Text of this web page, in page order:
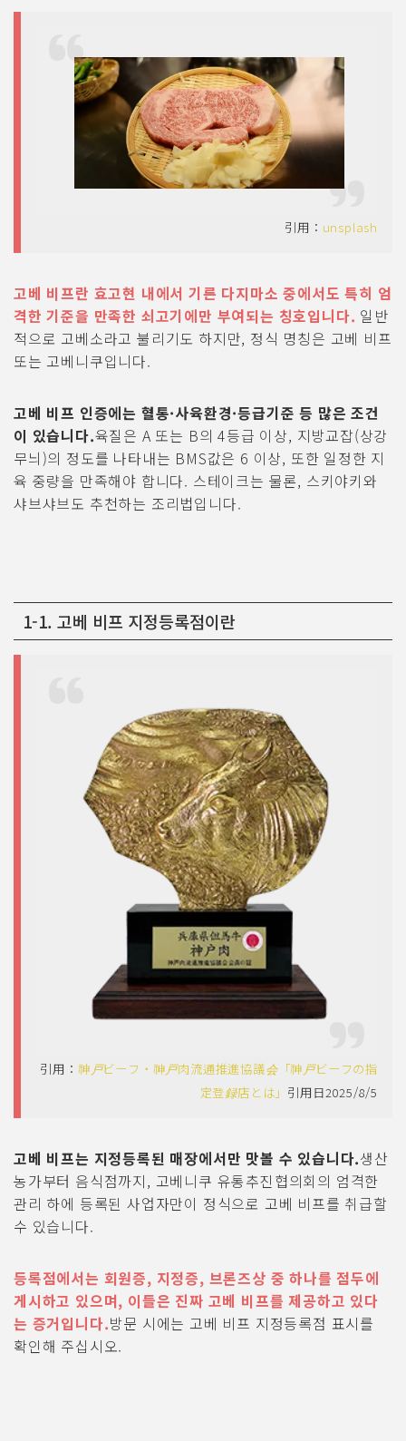
引用： unsplash
고베 비프란 효고현 내에서 기른 다지마소 중에서도 특히 엄
격한 기준을 만족한 쇠고기에만 부여되는 칭호입니다. 일반
적으로 고베소라고 불리기도 하지만, 정식 명칭은 고베 비프
또는 고베니쿠입니다.
고베 비프 인증에는 혈통·사육환경·등급기준 등 많은 조건
이 있습니다.육질은 A 또는 B의 4등급 이상, 지방교잡(상강
무늬)의 정도를 나타내는 BMS값은 6 이상, 또한 일정한 지
육 중량을 만족해야 합니다. 스테이크는 물론, 스키야키와
샤브샤브도 추천하는 조리법입니다.
1-1. 고베 비프 지정등록점이란
引用： 神戸ビーフ・神戸肉流通推進協議会「神戸ビーフの指
定登録店とは」 引用日2025/8/5
고베 비프는 지정등록된 매장에서만 맛볼 수 있습니다.생산
농가부터 음식점까지, 고베니쿠 유통추진협의회의 엄격한
관리 하에 등록된 사업자만이 정식으로 고베 비프를 취급할
수 있습니다.
등록점에서는 회원증, 지정증, 브론즈상 중 하나를 점두에
게시하고 있으며, 이들은 진짜 고베 비프를 제공하고 있다
는 증거입니다.방문 시에는 고베 비프 지정등록점 표시를
확인해 주십시오.